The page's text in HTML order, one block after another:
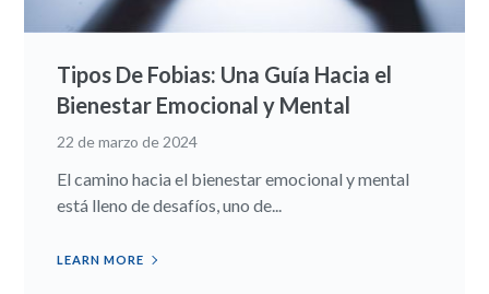
Tipos De Fobias: Una Guía Hacia el
Bienestar Emocional y Mental
22 de marzo de 2024
El camino hacia el bienestar emocional y mental
está lleno de desafíos, uno de...
LEARN MORE